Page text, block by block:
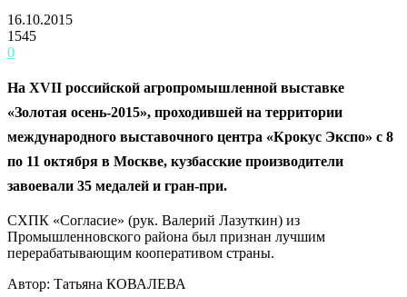
16.10.2015
1545
0
На XVII российской агропромышленной выставке
«Золотая осень-2015», проходившей на территории
международного выставочного центра «Крокус Экспо» с 8
по 11 октября в Москве, кузбасские производители
завоевали 35 медалей и гран-при.
СХПК «Согласие» (рук. Валерий Лазуткин) из
Промышленновского района был признан лучшим
перерабатывающим кооперативом страны.
Автор: Татьяна КОВАЛЕВА